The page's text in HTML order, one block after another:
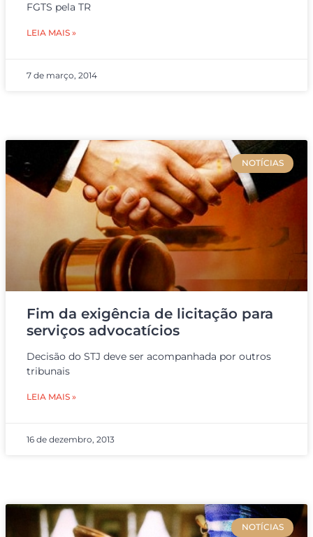
FGTS pela TR
LEIA MAIS »
7 de março, 2014
NOTÍCIAS
Fim da exigência de licitação para
serviços advocatícios
Decisão do STJ deve ser acompanhada por outros
tribunais
LEIA MAIS »
16 de dezembro, 2013
NOTÍCIAS